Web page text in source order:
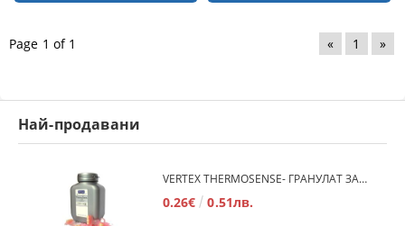
Page 1 of 1 « 1 »
Най-продавани
VERTEX THERMOSENSE- ГРАНУЛАТ ЗА МЕКИ ПРОТЕЗИ
0.26€ 0.51лв.